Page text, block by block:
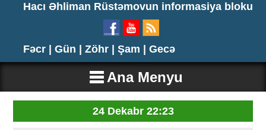
Hacı Əhliman Rüstəmovun informasiya bloku
Fəcr | Gün | Zöhr | Şam | Gecə
Ana Menyu
24 Dekabr 22:23